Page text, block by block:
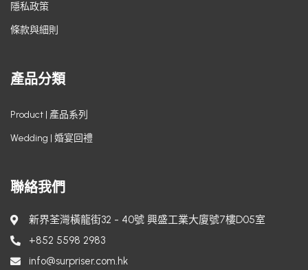
隱私政策
條款與細則
產品分類
Product | 產品系列
Wedding | 婚宴回禮
聯絡我們
新界荃灣橫龍街32 - 40號 興盛工業大廈號7樓D05室
+852 5598 2983
info@surpriser.com.hk